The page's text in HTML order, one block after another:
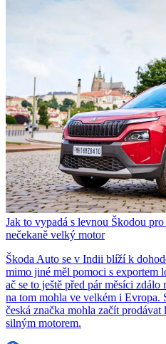
Jak to vypadá s levnou Škodou
nečekaně velký motor
Škoda Auto se v Indii blíží k
mimo jiné měl pomoci s exportem
ač se to ještě před pár měsíci
na tom mohla ve velkém i Evropa.
česká značka mohla začít
silným motorem.